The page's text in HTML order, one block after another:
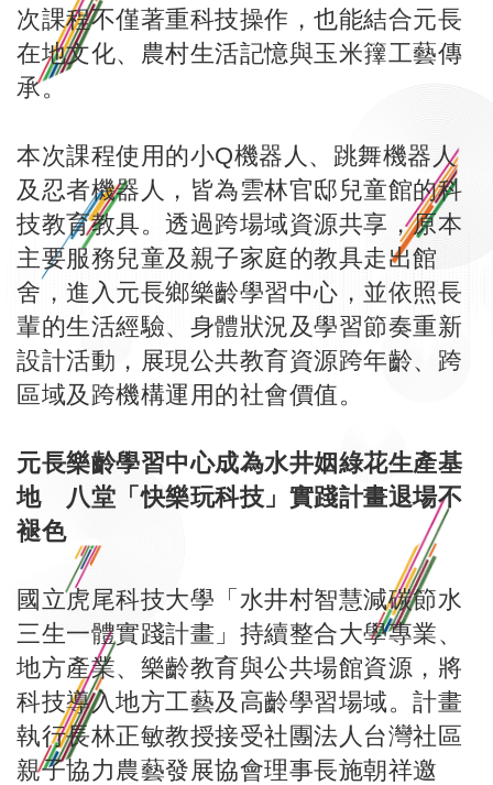
次課程不僅著重科技操作，也能結合元長
在地文化、農村生活記憶與玉米籜工藝傳
承。
本次課程使用的小Q機器人、跳舞機器人
及忍者機器人，皆為雲林官邸兒童館的科
技教育教具。透過跨場域資源共享，原本
主要服務兒童及親子家庭的教具走出館
舍，進入元長鄉樂齡學習中心，並依照長
輩的生活經驗、身體狀況及學習節奏重新
設計活動，展現公共教育資源跨年齡、跨
區域及跨機構運用的社會價值。
元長樂齡學習中心成為水井姻綠花生產基
地 八堂「快樂玩科技」實踐計畫退場不
褪色
國立虎尾科技大學「水井村智慧減碳節水
三生一體實踐計畫」持續整合大學專業、
地方產業、樂齡教育與公共場館資源，將
科技導入地方工藝及高齡學習場域。計畫
執行長林正敏教授接受社團法人台灣社區
親子協力農藝發展協會理事長施朝祥邀